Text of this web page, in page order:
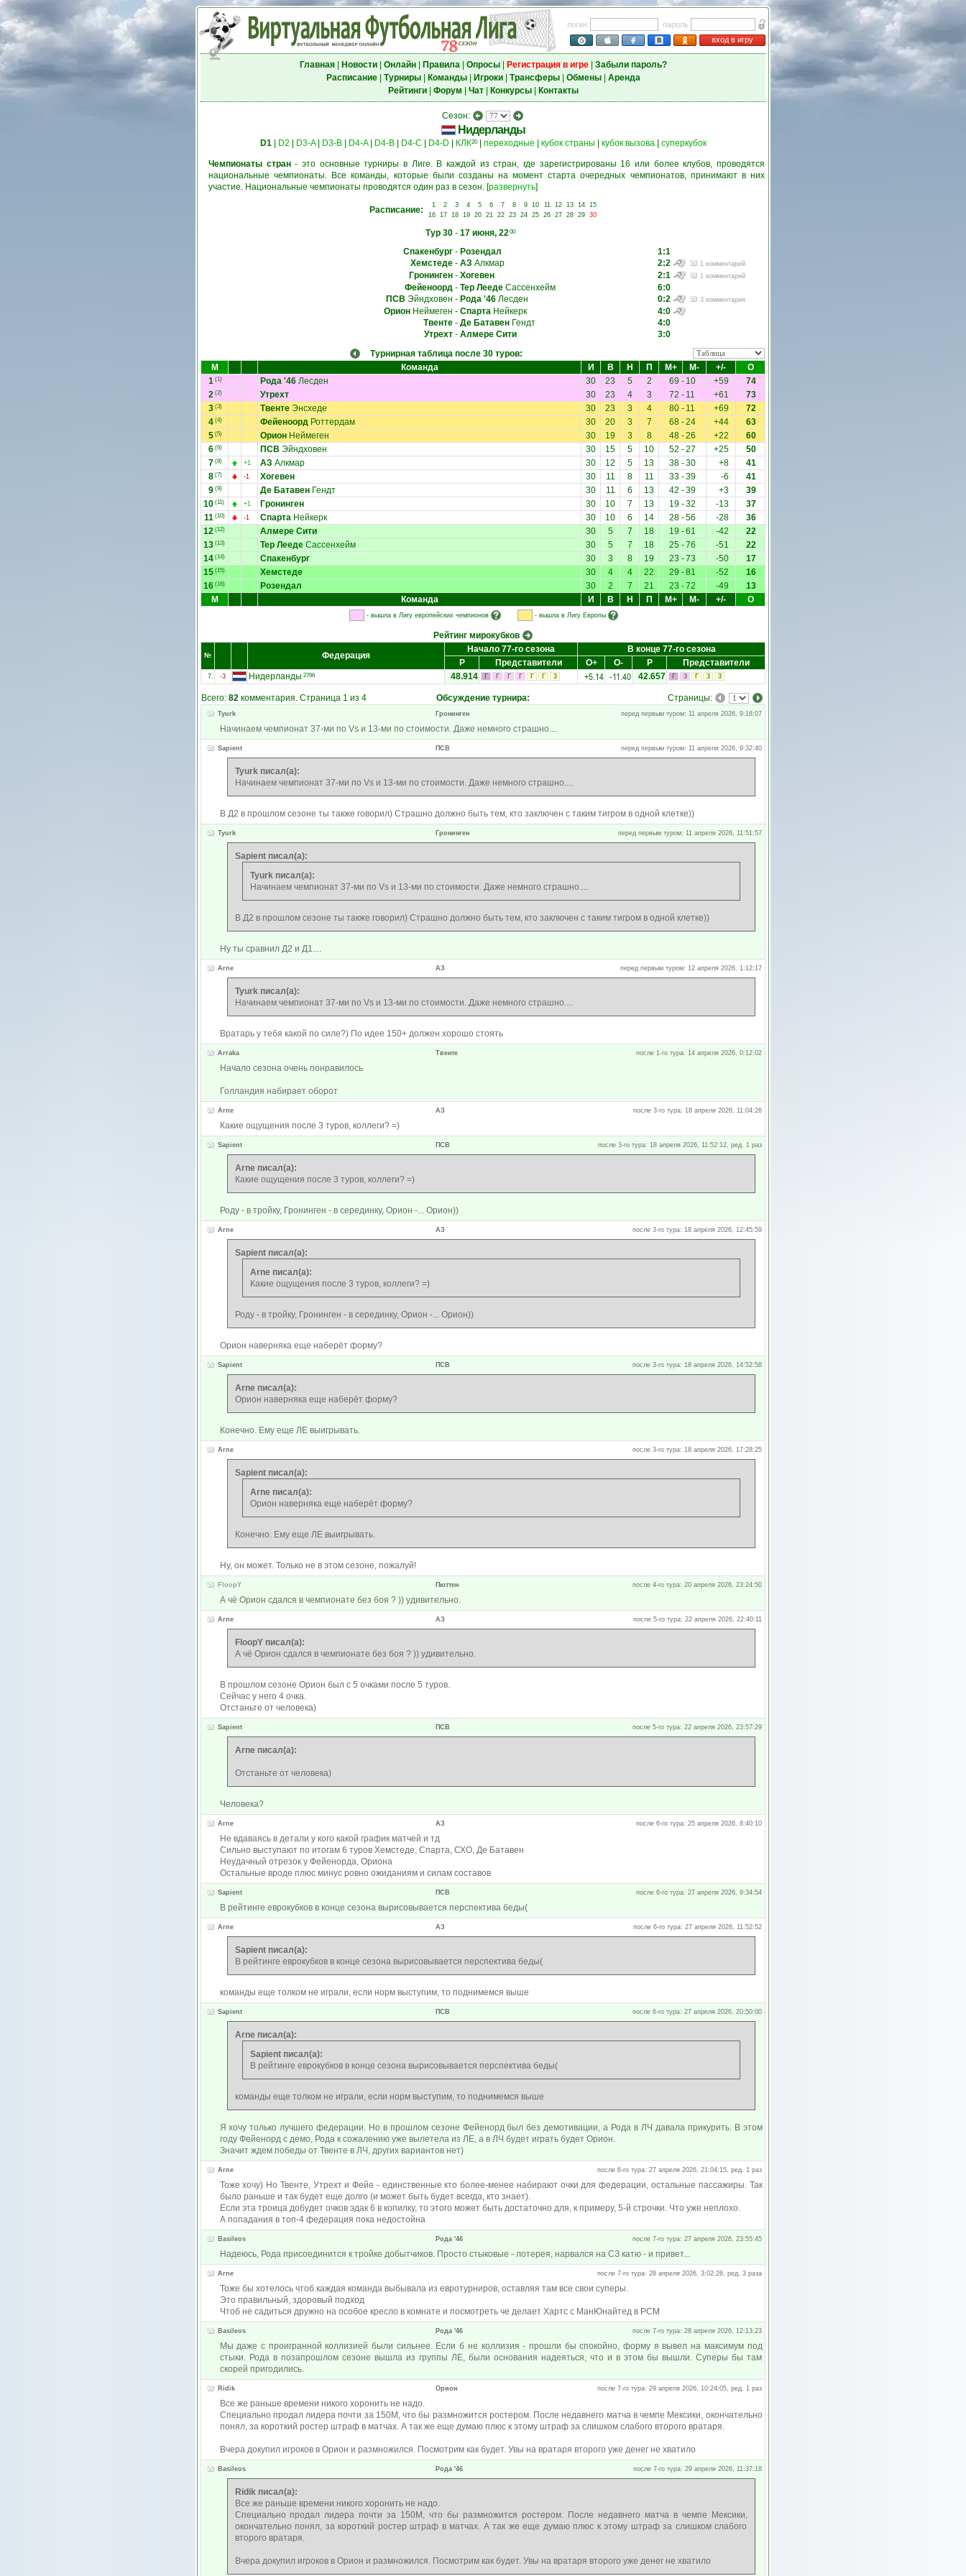
логин
пароль
вход в игру
Главная| Новости| Онлайн| Правила| Опросы| Регистрация в игре| Забыли пароль?
Расписание| Турниры| Команды| Игроки| Трансферы| Обмены| Аренда
Рейтинги| Форум Чат| Конкурсы| Контакты
Сезон:
Нидерланды
D1| D2 D3-A| D3-B| D4-A| D4-B| D4-C D4-D КЛК20| переходные кубок страны кубок вызова| суперкубок
Чемпионаты стран- это основные турниры в Лиге. В каждой из стран, где зарегистрированы 16 или более клубов, проводятся
национальные чемпионаты. Все команды, которые были созданы на момент старта очередных чемпионатов, принимают в них
участие. Национальные чемпионаты проводятся один раз в сезон. [развернуть]
Расписание: 1 2 3 4 5 6 7 8 9 10 11 12 13 14
15
16
17 18 19 20 21 22 23 24 25 26 27 28 29 30
Тур 30- 17 июня, 2200
Спакенбург- Розендал
1:1
Хемстеде- АЗ Алкмар 2:2 1 комментарий
Гронинген- Хогевен 2:1 1 комментарий
Фейеноорд- Тер ЛеедеСассенхейм
6:0
ПСВ Эйндховен - Рода '46Лесден 0:2 3 комментария
ОрионНеймеген - СпартаНейкерк
4:0
Твенте- Де БатавенГендт
4:0
Утрехт- Алмере Сити
3:0
Турнирная таблица после 30 туров:
М
Команда И В Н П М+ М- +/-
О
1 (1) Рода '46 Лесден 30 23 5 2 69 - 10 +59
74
2 (2) Утрехт 30 23 4 3 72 - 11 +61
73
3 (3) Твенте Энсхеде 30 23 3 4 80 - 11 +69
72
4 (4) Фейеноорд Роттердам 30 20 3 7 68 -24 +44
63
5 (5) Орион Неймеген 30 19 3 8 48 -26 +22
60
6 (6) ПСВ Эйндховен 30 15 5 10 52 -27 +25
50
7 (8) +1 АЗ Алкмар 30 12 5 13 38 -30 +8
41
8 (7) -1 Хогевен 30 11 8 11 33 -39 -6
41
9 (9) Де Батавен Гендт 30 11 6 13 42 -39 +3
39
10 (11) +1 Гронинген 30 10 7 13 19 -32 -13
37
11 (10) -1 Спарта Нейкерк 30 10 6 14 28 -56 -28
36
12 (12) Алмере Сити 30 5 7 18 19 -61 -42
22
13 (13) Тер Лееде Сассенхейм 30 5 7 18 25 -76 -51
22
14 (14) Спакенбург 30 3 8 19 23 -73 -50
17
15 (15) Хемстеде 30 4 4 22 29 -81 -52
16
16 (16) Розендал 30 2 7 21 23 -72 -49
13
М
Команда И В Н П М+ М- +/- О
- вышла в Лигу европейских чемпионов - вышла в Лигу Европы
Рейтинг мирокубков
№ Федерация
Начало 77-го сезона
В конце 77-го сезона
Р
Представители О+ О- Р Представители
7. -3 Нидерланды 2766 48.914 Г Г Г Г Г Г 3 +5.14 -11.40 42.657 Г 3 Г 3 3
Всего: 82 комментария. Страница 1 из 4 Обсуждение турнира: Страницы:
Tyurk Гронинген перед первым туром: 11 апреля 2026, 9:18:07
Начинаем чемпионат 37-ми по Vs и 13-ми по стоимости. Даже немного страшно....
Sapient ПСВ перед первым туром: 11 апреля 2026, 9:32:40
Tyurk писал(а):
Начинаем чемпионат 37-ми по Vs и 13-ми по стоимости. Даже немного страшно....
В Д2 в прошлом сезоне ты также говорил) Страшно должно быть тем, кто заключен с таким тигром в одной клетке))
Tyurk Гронинген перед первым туром: 11 апреля 2026, 11:51:57
Sapient писал(а):
Tyurk писал(а):
Начинаем чемпионат 37-ми по Vs и 13-ми по стоимости. Даже немного страшно....
В Д2 в прошлом сезоне ты также говорил) Страшно должно быть тем, кто заключен с таким тигром в одной клетке))
Ну ты сравнил Д2 и Д1....
Arne АЗ перед первым туром: 12 апреля 2026, 1:12:17
Tyurk писал(а):
Начинаем чемпионат 37-ми по Vs и 13-ми по стоимости. Даже немного страшно....
Вратарь у тебя какой по силе?) По идее 150+ должен хорошо стоять
Arraka Твенте после 1-го тура: 14 апреля 2026, 0:12:02
Начало сезона очень понравилось
Голландия набирает оборот
Arne АЗ после 3-го тура: 18 апреля 2026, 11:04:26
Какие ощущения после 3 туров, коллеги? =)
Sapient ПСВ после 3-го тура: 18 апреля 2026, 11:52:12, ред. 1 раз
Arne писал(а):
Какие ощущения после 3 туров, коллеги? =)
Роду - в тройку, Гронинген - в серединку, Орион -... Орион))
Arne АЗ после 3-го тура: 18 апреля 2026, 12:45:59
Sapient писал(а):
Arne писал(а):
Какие ощущения после 3 туров, коллеги? =)
Роду - в тройку, Гронинген - в серединку, Орион -... Орион))
Орион наверняка еще наберёт форму?
Sapient ПСВ после 3-го тура: 18 апреля 2026, 14:52:58
Arne писал(а):
Орион наверняка еще наберёт форму?
Конечно. Ему еще ЛЕ выигрывать.
Arne после 3-го тура: 18 апреля 2026, 17:28:25
Sapient писал(а):
Arne писал(а):
Орион наверняка еще наберёт форму?
Конечно. Ему еще ЛЕ выигрывать.
Ну, он может. Только не в этом сезоне, пожалуй!
FloopY Пюттен после 4-го тура: 20 апреля 2026, 23:24:50
А чё Орион сдался в чемпионате без боя ? )) удивительно.
Arne АЗ после 5-го тура: 22 апреля 2026, 22:40:11
FloopY писал(а):
А чё Орион сдался в чемпионате без боя ? )) удивительно.
В прошлом сезоне Орион был с 5 очками после 5 туров.
Сейчас у него 4 очка.
Отстаньте от человека)
Sapient ПСВ после 5-го тура: 22 апреля 2026, 23:57:29
Arne писал(а):
Отстаньте от человека)
Человека?
Arne АЗ после 6-го тура: 25 апреля 2026, 8:40:10
Не вдаваясь в детали у кого какой график матчей и тд
Сильно выступают по итогам 6 туров Хемстеде, Спарта, СХО, Де Батавен
Неудачный отрезок у Фейенорда, Ориона
Остальные вроде плюс минус ровно ожиданиям и силам составов
Sapient ПСВ после 6-го тура: 27 апреля 2026, 9:34:54
В рейтинге еврокубков в конце сезона вырисовывается перспектива беды(
Arne АЗ после 6-го тура: 27 апреля 2026, 11:52:52
Sapient писал(а):
В рейтинге еврокубков в конце сезона вырисовывается перспектива беды(
команды еще толком не играли, если норм выступим, то поднимемся выше
Sapient ПСВ после 6-го тура: 27 апреля 2026, 20:50:00
Arne писал(а):
Sapient писал(а):
В рейтинге еврокубков в конце сезона вырисовывается перспектива беды(
команды еще толком не играли, если норм выступим, то поднимемся выше
Я хочу только лучшего федерации. Но в прошлом сезоне Фейенорд был без демотивации, а Рода в ЛЧ давала прикурить. В этом
году Фейенорд с демо, Рода к сожалению уже вылетела из ЛЕ, а в ЛЧ будет играть будет Орион.
Значит ждем победы от Твенте в ЛЧ, других вариантов нет)
Arne после 6-го тура: 27 апреля 2026, 21:04:15, ред. 1 раз
Тоже хочу) Но Твенте, Утрехт и Фейе - единственные кто более-менее набирают очки для федерации, остальные пассажиры. Так
было раньше и так будет еще долго (и может быть будет всегда, кто знает).
Если эта троица добудет очков эдак 6 в копилку, то этого может быть достаточно для, к примеру, 5-й строчки. Что уже неплохо.
А попадания в топ-4 федерация пока недостойна
Basileos Рода '46 после 7-го тура: 27 апреля 2026, 23:55:45
Надеюсь, Рода присоединится к тройке добытчиков. Просто стыковые - лотерея, нарвался на СЗ катю - и привет...
Arne после 7-го тура: 28 апреля 2026, 3:02:26, ред. 3 раза
Тоже бы хотелось чтоб каждая команда выбывала из евротурниров, оставляя там все свои суперы.
Это правильный, здоровый подход
Чтоб не садиться дружно на особое кресло в комнате и посмотреть че делает Хартс с МанЮнайтед в РСМ
Basileos Рода '46 после 7-го тура: 28 апреля 2026, 12:13:23
Мы даже с проигранной коллизией были сильнее. Если б не коллизия - прошли бы спокойно, форму я вывел на максимум под
стыки. Рода в позапрошлом сезоне вышла из группы ЛЕ, были основания надеяться, что и в этом бы вышли. Суперы бы там
скорей пригодились.
Ridik Орион после 7-го тура: 29 апреля 2026, 10:24:05, ред. 1 раз
Все же раньше времени никого хоронить не надо.
Специально продал лидера почти за 150М, что бы размножится ростером. После недавнего матча в чемпе Мексики, окончательно
понял, за короткий ростер штраф в матчах. А так же еще думаю плюс к этому штраф за слишком слабого второго вратаря.
Вчера докупил игроков в Орион и размножился. Посмотрим как будет. Увы на вратаря второго уже денег не хватило
Basileos Рода '46 после 7-го тура: 29 апреля 2026, 11:37:18
Ridik писал(а):
Все же раньше времени никого хоронить не надо.
Специально продал лидера почти за 150М, что бы размножится ростером. После недавнего матча в чемпе Мексики,
окончательно понял, за короткий ростер штраф в матчах. А так же еще думаю плюс к этому штраф за слишком слабого
второго вратаря.
Вчера докупил игроков в Орион и размножился. Посмотрим как будет. Увы на вратаря второго уже денег не хватило